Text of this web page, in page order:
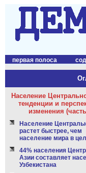
первая полоса
Население
тенденции и
изменения
Население
растет быстрее, чем
население мира в
44% населения
Азии составляет
Узбекистана